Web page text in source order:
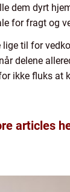
dem dyrt
for fragt og
til for
delene
ikke fluks at
articles